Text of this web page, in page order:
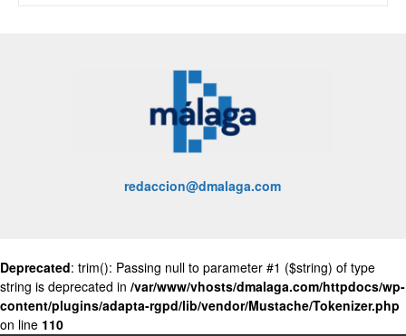
redaccion@dmalaga.com
Deprecated: trim(): Passing null to parameter #1 ($string) of type
string is deprecated in /var/www/vhosts/dmalaga.com/httpdocs/wp-
content/plugins/adapta-rgpd/lib/vendor/Mustache/Tokenizer.php
on line 110